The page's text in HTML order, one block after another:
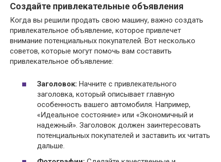
Создайте привлекательные объявления
Когда вы решили продать свою машину, важно создать
привлекательное объявление, которое привлечет
внимание потенциальных покупателей. Вот несколько
советов, которые могут помочь вам составить
привлекательное объявление:
Заголовок: Начните с привлекательного
заголовка, который описывает главную
особенность вашего автомобиля. Например,
«Идеальное состояние» или «Экономичный и
надежный». Заголовок должен заинтересовать
потенциальных покупателей и заставить их читать
дальше.